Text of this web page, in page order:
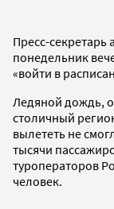
Пресс-секретарь
понедельник
«войти в
Ледяной дождь,
столичный
вылететь не
тысячи
туроператоров
человек.